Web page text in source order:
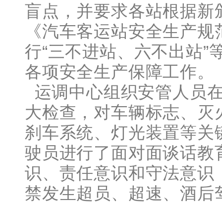
盲点，并要求各站根据
《汽车客运站安全生产
行“三不进站、六不出站”
各项安全生产保障工作。
运调中心组织安管人员
大检查，对车辆标志、
刹车系统、灯光装置等
驶员进行了面对面谈话
识、责任意识和守法意
禁发生超员、超速、酒